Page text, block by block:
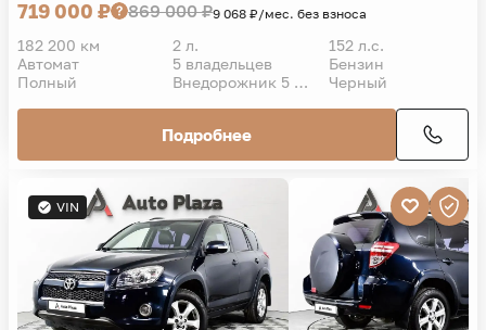
719 000 ₽ 869 000 ₽9 068 ₽/мес. без взноса
182 200 км 2 л.
152 л.с.
Автомат
5 владельцев
Бензин
Полный
Внедорожник 5 дв. Черный
Подробнее
VIN